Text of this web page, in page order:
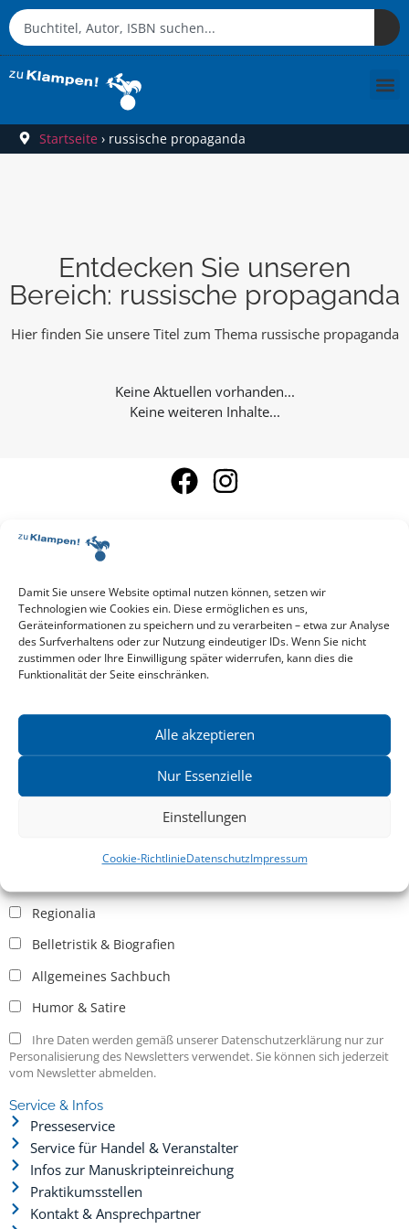
Damit Sie unsere Website optimal nutzen können, setzen wir
Technologien wie Cookies ein. Diese ermöglichen es uns,
Geräteinformationen zu speichern und zu verarbeiten – etwa zur Analyse
des Surfverhaltens oder zur Nutzung eindeutiger IDs. Wenn Sie nicht
zustimmen oder Ihre Einwilligung später widerrufen, kann dies die
Funktionalität der Seite einschränken.
Alle akzeptieren
Nur Essenzielle
Einstellungen
Cookie-RichtlinieDatenschutzImpressum
Startseite › russische propaganda
Entdecken Sie unseren
Bereich: russische propaganda
Hier finden Sie unsere Titel zum Thema russische propaganda
Keine weiteren Inhalte...
Aktuelle Vorschau
Entdecken Sie das aktuelle zu-Klampen!-Verlagsprogramm.
Hier finden Sie die Verlagsvorschau – einfach direkt online
reinlesen oder herunterladen.
Download: Vorschau zu Klampen! Herbst 2026
Mehr aktuelle Vorschauen ansehen
News zu aktuellen Neuheiten und Nachrichten im zu Klampen!
Verlag – jederzeit wieder abbestellbar.
Kritische Theorie / Philosophie
Regionalia
Belletristik & Biografien
Allgemeines Sachbuch
Humor & Satire
Ihre Daten werden gemäß unserer Datenschutzerklärung nur zur
Personalisierung des Newsletters verwendet. Sie können sich jederzeit
vom Newsletter abmelden.
Service & Infos
Presseservice
Service für Handel & Veranstalter
Infos zur Manuskripteinreichung
Praktikumsstellen
Kontakt & Ansprechpartner